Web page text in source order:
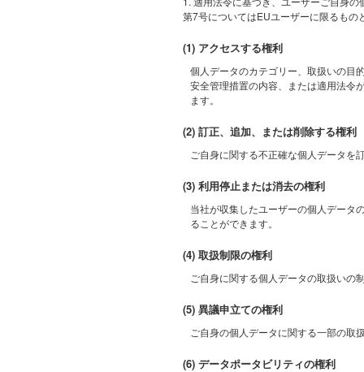
第7号についてはEUユーザーに限るもの
(1) アクセスする権利
個人データのカテゴリー、取扱いの目
安全管理措置の内容、または適用法令
ます。
(2) 訂正、追加、または削除する権利
ご自身に関する不正確な個人データを
(3) 利用停止または消去の権利
当社が収集したユーザーの個人データ
ることができます。
(4) 取扱制限の権利
ご自身に関する個人データの取扱いの
(5) 異議申立ての権利
ご自身の個人データに関する一部の取
(6) データポータビリティの権利